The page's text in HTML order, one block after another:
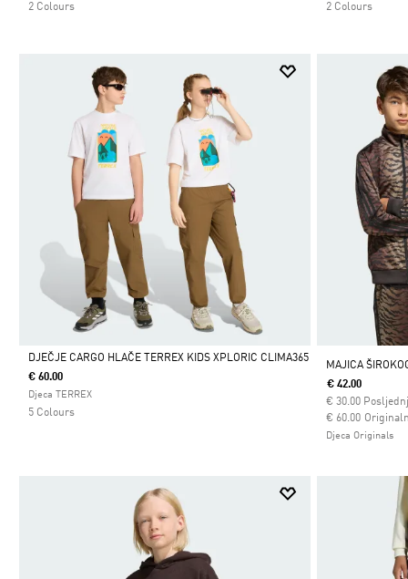
2 Colours 2 Colours
Da
DJEČJE CARGO HLAČE TERREX KIDS XPLORIC CLIMA365
€ 60.00
Djeca TERREX
5 Colours
MAJICA
€ 42.00
€ 30.00
Cijena umanjena
€ 60.00za
Djeca Originals